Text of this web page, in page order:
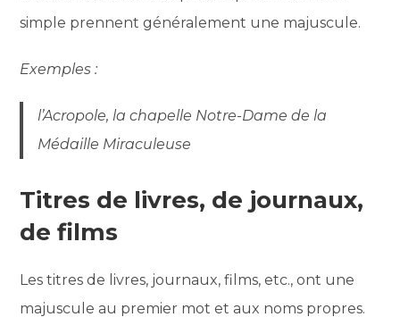
simple prennent généralement une majuscule.
Exemples :
l’Acropole, la chapelle Notre-Dame de la
Médaille Miraculeuse
Titres de livres, de journaux,
de films
Les titres de livres, journaux, films, etc., ont une
majuscule au premier mot et aux noms propres.